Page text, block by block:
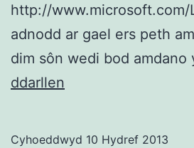
http://www.microsoft.com/
adnodd ar gael ers peth
dim sôn wedi bod amdano
ddarllen
Cyhoeddwyd 10 Hydref 2013